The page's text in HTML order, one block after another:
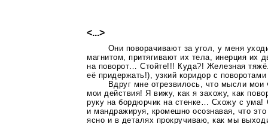
<...>
Они поворачивают за угол, у меня
магнитом, притягивают их тела, инерция их
на поворот… Стойте!!! Куда?! Железная
её придержать!), узкий коридор с
Вдруг мне отрезвилось, что мысли
мои действия! Я вижу, как я захожу, как
руку на бордюрчик на стенке… Схожу с ума!
и мандражируя, кромешно осознавая, что
ясно и в деталях прокручиваю, как мы